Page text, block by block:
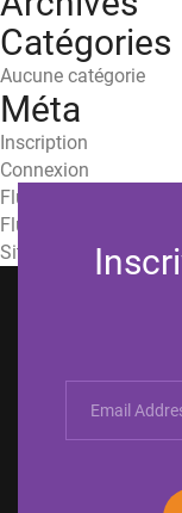
Catégories
Aucune catégorie
Méta
Inscription
Connexion
Flux des publications
Flux des
Site de WordPress-FR